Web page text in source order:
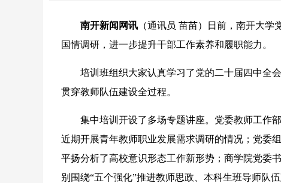
南开新闻网讯 （通讯员 苗苗）日前，南开大
国情调研，进一步提升干部工作素养和履职能力。
培训班组织大家认真学习了党的二十届四中全会
贯穿教师队伍建设全过程。
集中培训开设了多场专题讲座。党委教师工作部
近期开展青年教师职业发展需求调研的情况；党委
平扬分析了高校意识形态工作新形势；商学院党委
别围绕“五个强化”推进教师思政、本科生班导师队